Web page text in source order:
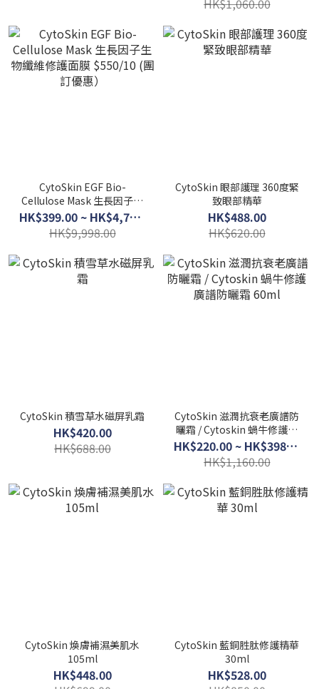
HK$1,060.00
CytoSkin EGF Bio-
Cellulose Mask 生長因子生
物纖維修護面膜 $550/10 (團
訂優惠）
HK$399.00 ~ HK$4,700.00
HK$9,998.00
CytoSkin 眼部護理 360度緊
致眼部精華
HK$488.00
HK$620.00
CytoSkin 積雪草水磁屏乳霜
HK$420.00
HK$688.00
CytoSkin 滋潤抗衰老廣譜防
曬霜 / Cytoskin 蝸牛修護廣
譜防曬霜 60ml
HK$220.00 ~ HK$398.00
HK$1,160.00
CytoSkin 煥膚補濕美肌水
105ml
HK$448.00
CytoSkin 藍銅胜肽修護精華
30ml
HK$528.00